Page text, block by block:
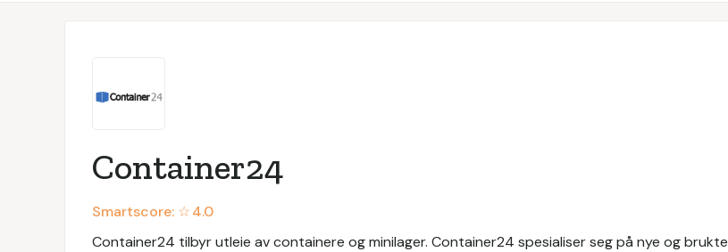
Container24
Smartscore: ☆4.0
Container24 tilbyr utleie av containere og minilager. Container24 spesialiser seg på nye og brukte